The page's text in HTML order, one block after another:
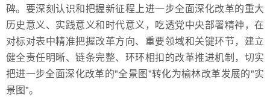
碑。要深刻认识和把握新征程上进一步全面深化改革的重大
历史意义、实践意义和时代意义，吃透党中央部署精神，在
对标对表中精准把握改革方向、重要领域和关键环节，建立
健全责任明晰、链条完整、环环相扣的改革推进机制，切实
把进一步全面深化改革的"全景图"转化为榆林改革发展的"实
景图"。